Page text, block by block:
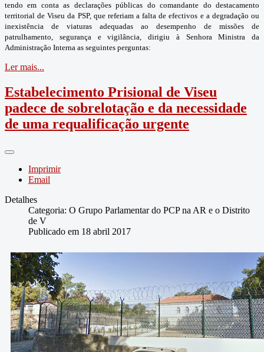
tendo em conta as declarações públicas do comandante do destacamento
territorial de Viseu da PSP, que referiam a falta de efectivos e a degradação ou
inexistência de viaturas adequadas ao desempenho de missões de
patrulhamento, segurança e vigilância, dirigiu à Senhora Ministra da
Administração Interna as seguintes perguntas:
Ler mais...
Estabelecimento Prisional de Viseu
padece de sobrelotação e da necessidade
de uma requalificação urgente
Imprimir
Email
Detalhes
Categoria: O Grupo Parlamentar do PCP na AR e o Distrito
de V
Publicado em 18 abril 2017